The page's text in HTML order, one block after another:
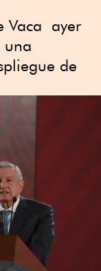
Vaca ayer
una
de